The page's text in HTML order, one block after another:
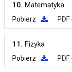
10. Matematyka
Pobierz
11. Fizyka
Pobierz